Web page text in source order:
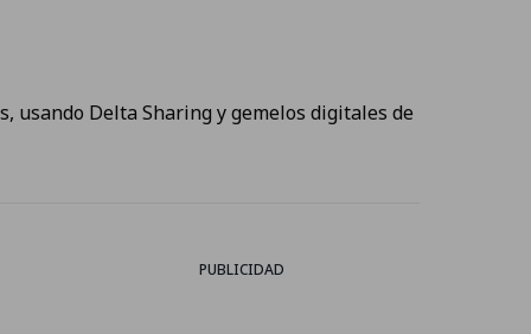
Delta Sharing y gemelos digitales de
PUBLICIDAD